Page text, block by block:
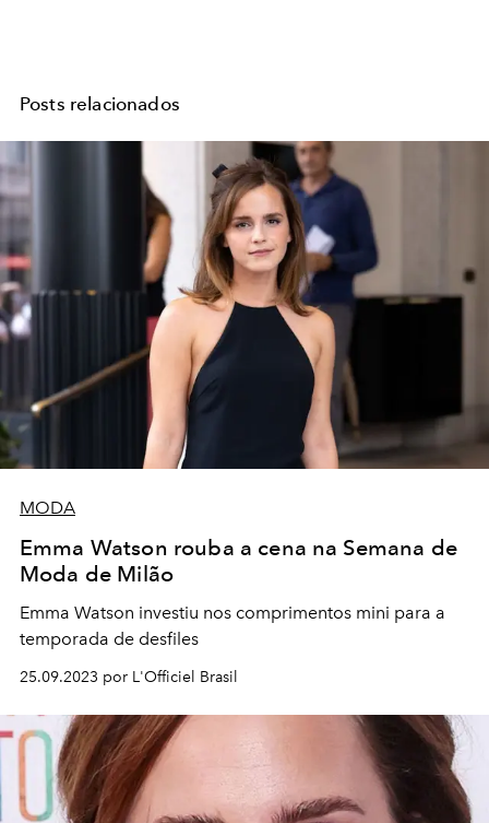
Posts relacionados
MODA
Emma Watson rouba a cena na Semana de
Moda de Milão
Emma Watson investiu nos comprimentos mini para a
temporada de desfiles
25.09.2023 por L'Officiel Brasil